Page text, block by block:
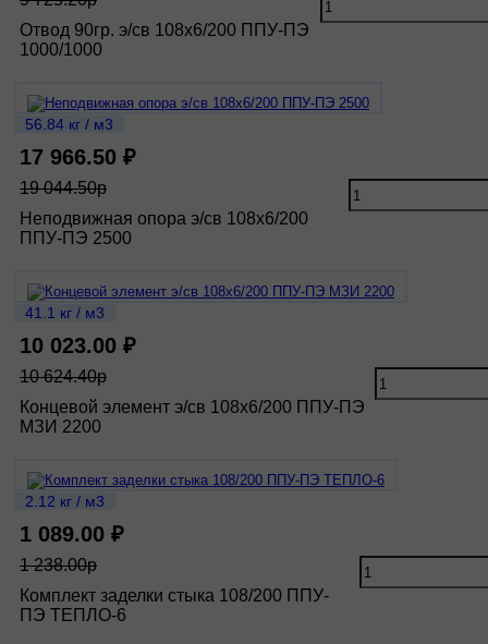
Отвод 90гр. э/св 108х6/200 ППУ-ПЭ
1000/1000
56.84 кг / м3
17 966.50 ₽
19 044.50р
Неподвижная опора э/св 108х6/200
ППУ-ПЭ 2500
41.1 кг / м3
10 023.00 ₽
10 624.40р
Концевой элемент э/св 108х6/200 ППУ-ПЭ
МЗИ 2200
2.12 кг / м3
1 089.00 ₽
1 238.00р
Комплект заделки стыка 108/200 ППУ-
ПЭ ТЕПЛО-6